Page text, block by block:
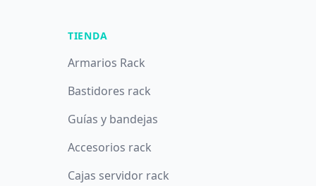
TIENDA
Armarios Rack
Bastidores rack
Guías y bandejas
Accesorios rack
Cajas servidor rack